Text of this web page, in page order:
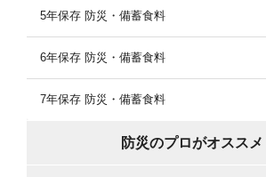
5年保存 防災・備蓄食料
6年保存 防災・備蓄食料
7年保存 防災・備蓄食料
防災のプロがオススメ